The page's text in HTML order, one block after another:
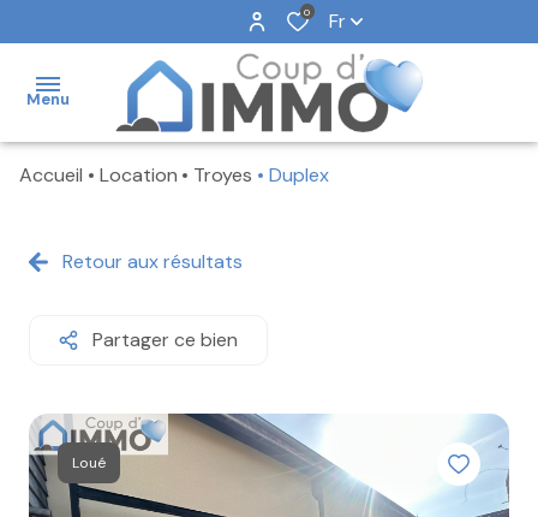
0 Fr
Menu
NOS
NOS
NOTRE
AGENCE
Accueil Location Troyes Duplex
Retour aux résultats
Partager ce bien
Loué